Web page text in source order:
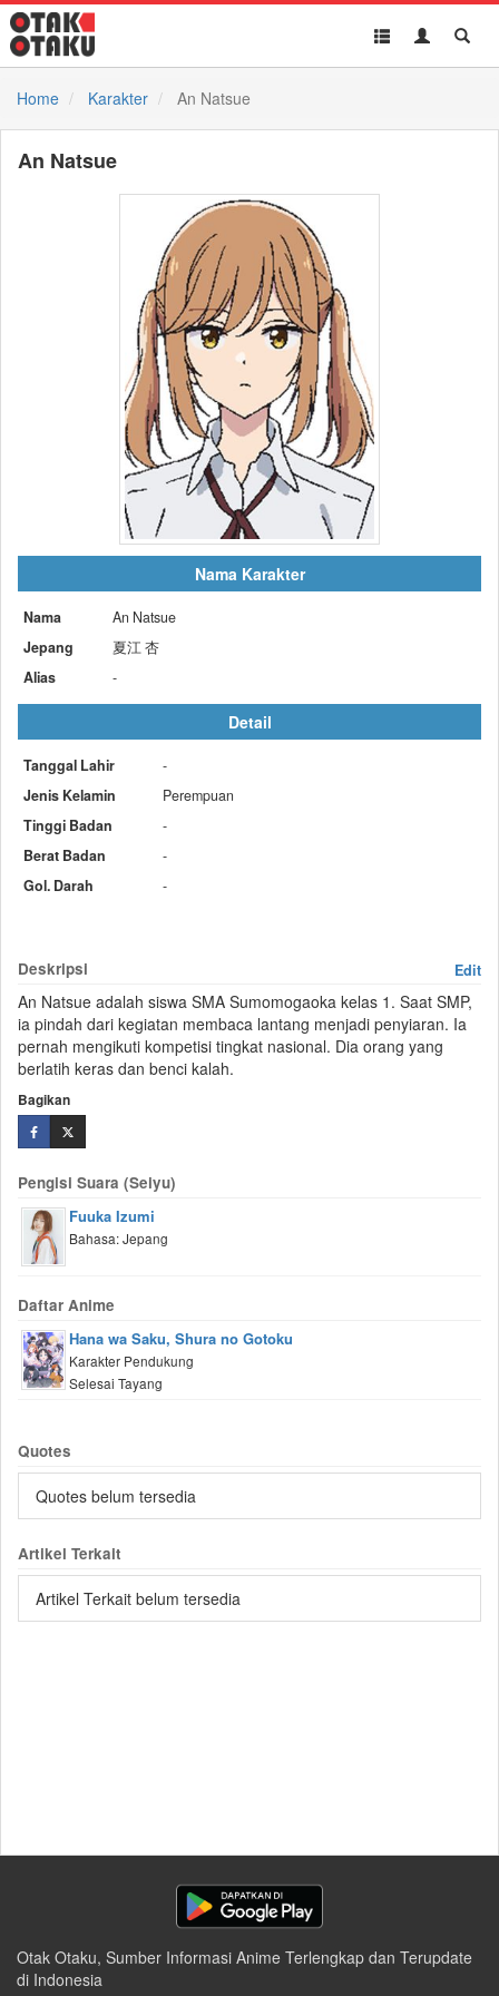
Toggle
Toggle
Home
Karakter An Natsue
An Natsue
Nama Karakter
Nama
An Natsue
Jepang
夏江 杏
Alias
-
Detail
Tanggal Lahir
-
Jenis Kelamin
Perempuan
Tinggi Badan
-
Berat Badan
-
Gol. Darah
-
Deskripsi Edit
An Natsue adalah siswa SMA Sumomogaoka kelas 1. Saat SMP,
ia pindah dari kegiatan membaca lantang menjadi penyiaran. Ia
pernah mengikuti kompetisi tingkat nasional. Dia orang yang
berlatih keras dan benci kalah.
Bagikan
Pengisi Suara (Seiyu)
Fuuka Izumi
Bahasa: Jepang
Daftar Anime
Hana wa Saku, Shura no Gotoku
Karakter Pendukung
Selesai Tayang
Quotes
Quotes belum tersedia
Artikel Terkait
Artikel Terkait belum tersedia
Otak Otaku, Sumber Informasi Anime Terlengkap dan Terupdate
di Indonesia